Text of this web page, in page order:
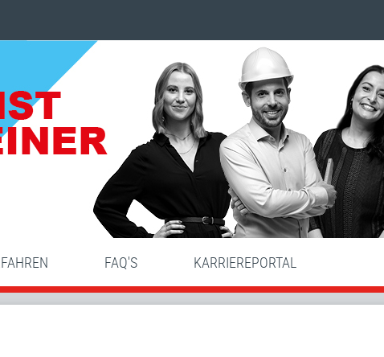
FAQ'S KARRIEREPORTAL